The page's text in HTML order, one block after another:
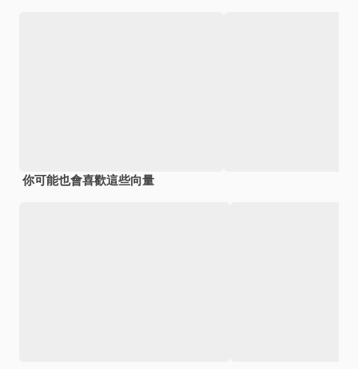
你可能也會喜歡這些向量